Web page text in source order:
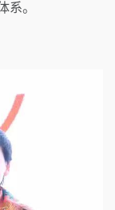
系。